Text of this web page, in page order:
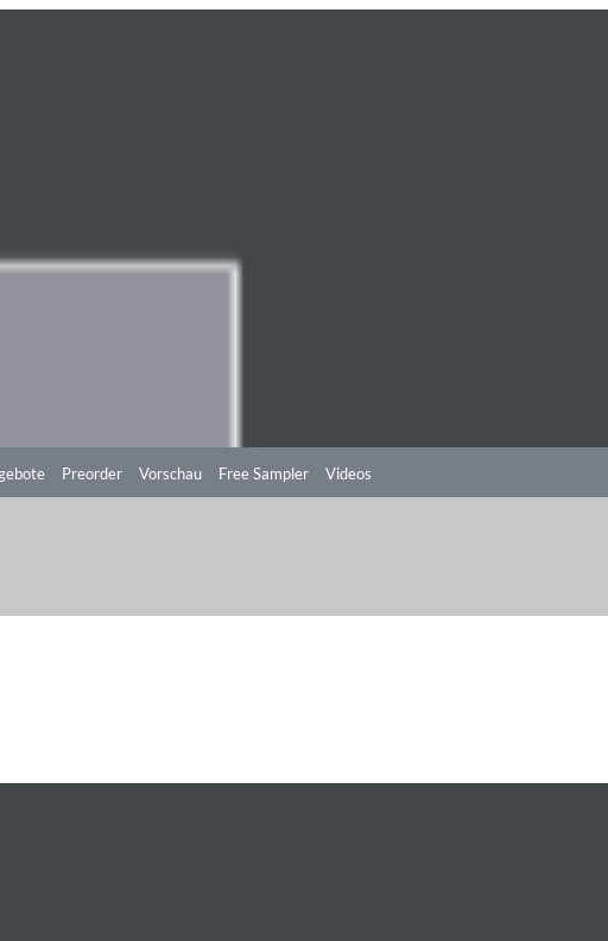
Preorder Vorschau Free Sampler Videos